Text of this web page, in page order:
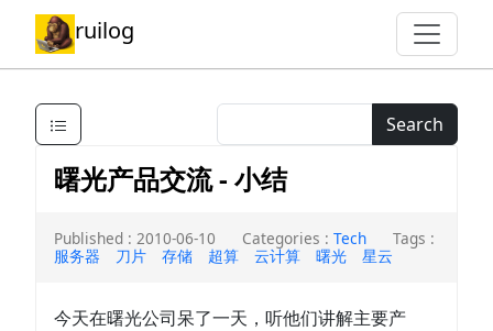
ruilog
Search
曙光产品交流 - 小结
Published : 2010-06-10 Categories : Tech
Tags :
服务器
刀片 存储 超算 云计算 曙光 星云
今天在曙光公司呆了一天，听他们讲解主要产